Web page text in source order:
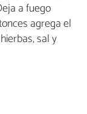
a fuego
agrega el
sal y